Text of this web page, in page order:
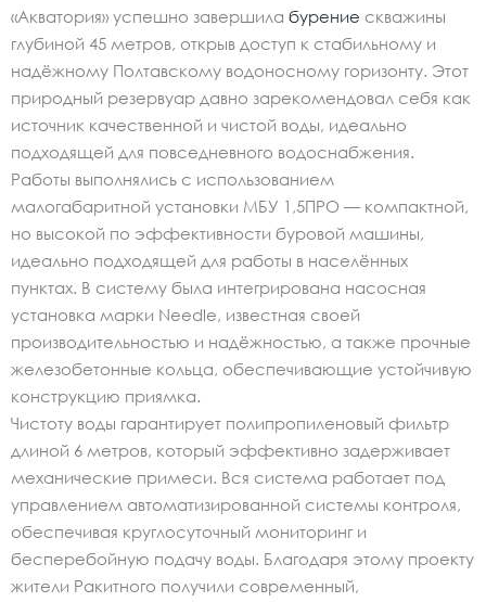
«Акватория» успешно завершила бурение скважины
глубиной 45 метров, открыв доступ к стабильному и
надёжному Полтавскому водоносному горизонту. Этот
природный резервуар давно зарекомендовал себя как
источник качественной и чистой воды, идеально
подходящей для повседневного водоснабжения.
Работы выполнялись с использованием
малогабаритной установки МБУ 1,5ПРО — компактной,
но высокой по эффективности буровой машины,
идеально подходящей для работы в населённых
пунктах. В систему была интегрирована насосная
установка марки Needle, известная своей
производительностью и надёжностью, а также прочные
железобетонные кольца, обеспечивающие устойчивую
конструкцию приямка.
Чистоту воды гарантирует полипропиленовый фильтр
длиной 6 метров, который эффективно задерживает
механические примеси. Вся система работает под
управлением автоматизированной системы контроля,
обеспечивая круглосуточный мониторинг и
бесперебойную подачу воды. Благодаря этому проекту
жители Ракитного получили современный,